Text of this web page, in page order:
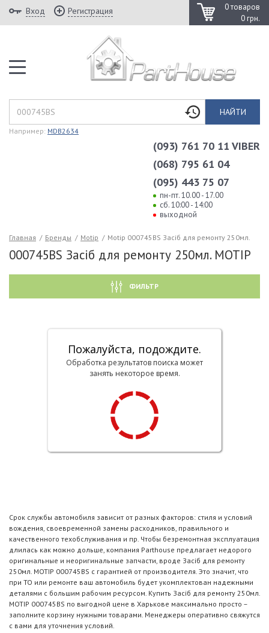
0 товаров
0 грн.
Вход Регистрация
НАЙТИ
Например: MDB2634
(093) 761 70 11 VIBER
(068) 795 61 04
(095) 443 75 07
пн-пт. 10.00 - 17.00
сб. 10:00 - 14:00
выходной
Главная / Бренды / Motip / Motip 000745BS Засіб для ремонту 250мл.
000745BS Засіб для ремонту 250мл. MOTIP
ФИЛЬТР
Пожалуйста, подождите.
Обработка результатов поиска может
занять некоторое время.
Срок службы автомобиля зависит от разных факторов: стиля и условий
вождения, своевременной замены расходников, правильного и
качественного техобслуживания и пр. Чтобы безремонтная эксплуатация
длилась как можно дольше, компания Parthouse предлагает недорого
оригинальные и неоригинальные запчасти, вроде Засіб для ремонту
250мл. MOTIP 000745BS с гарантией от производителя. Это значит, что
при ТО или ремонте ваш автомобиль будет укомплектован надежными
деталями с большим рабочим ресурсом. Купить Засіб для ремонту 250мл.
MOTIP 000745BS по выгодной цене в Харькове максимально просто –
заполните корзину нужными товарами. Менеджеры оперативно свяжутся
с вами для уточнения условий.